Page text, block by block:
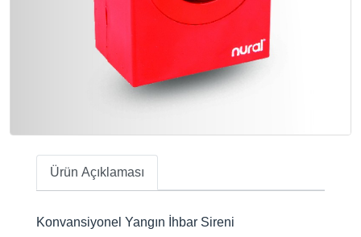
Ürün Açıklaması
Konvansiyonel Yangın İhbar Sireni